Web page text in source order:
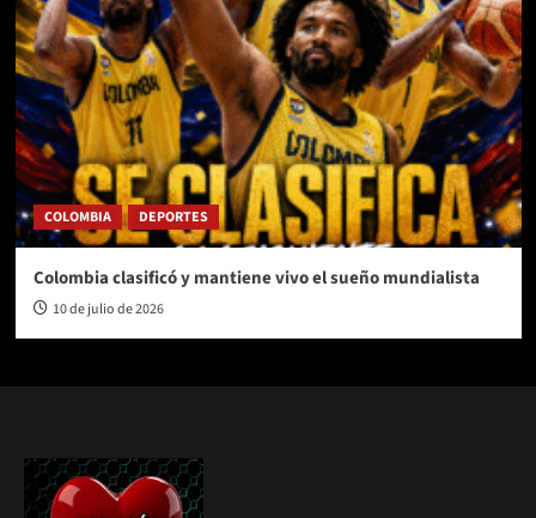
COLOMBIA DEPORTES
Colombia clasificó y mantiene vivo el sueño mundialista
10 de julio de 2026